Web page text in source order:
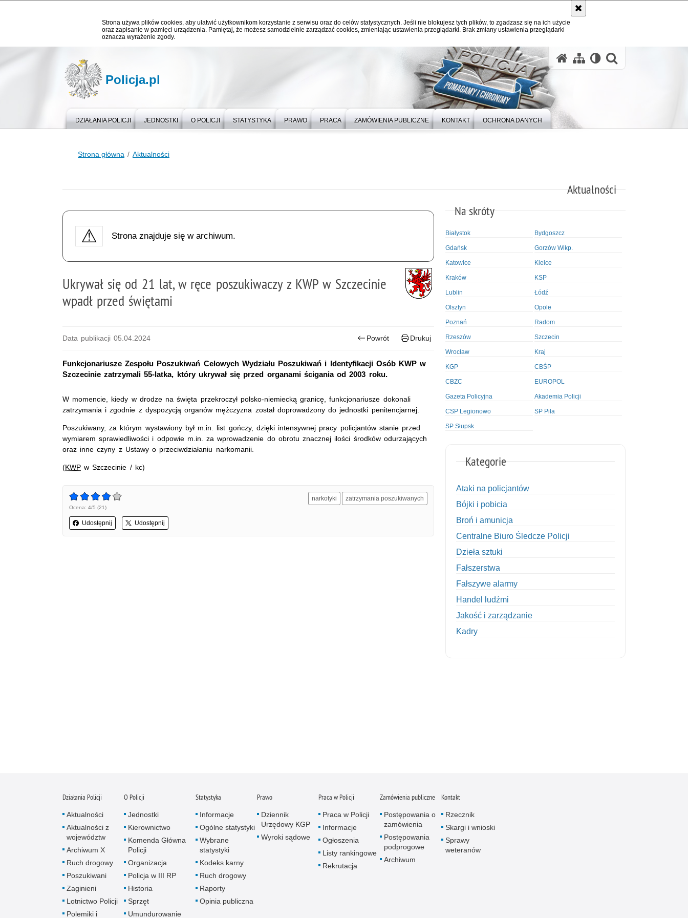
Strona używa plików cookies, aby ułatwić użytkownikom korzystanie z serwisu oraz do celów statystycznych. Jeśli nie blokujesz tych plików, to zgadzasz się na ich użycie
oraz zapisanie w pamięci urządzenia. Pamiętaj, że możesz samodzielnie zarządzać cookies, zmieniając ustawienia przeglądarki. Brak zmiany ustawienia przeglądarki
oznacza wyrażenie zgody.
Policja.pl
DZIAŁANIA POLICJI JEDNOSTKI O POLICJI STATYSTYKA PRAWO PRACA ZAMÓWIENIA PUBLICZNE KONTAKT OCHRONA DANYCH
Strona główna Aktualności
Aktualności
Strona znajduje się w archiwum.
Ukrywał się od 21 lat, w ręce poszukiwaczy z KWP w Szczecinie
wpadł przed świętami
Data publikacji 05.04.2024 Powrót Drukuj
Funkcjonariusze Zespołu Poszukiwań Celowych Wydziału Poszukiwań i Identyfikacji Osób KWP w
Szczecinie zatrzymali 55-latka, który ukrywał się przed organami ścigania od 2003 roku.
W momencie, kiedy w drodze na święta przekroczył polsko-niemiecką granicę, funkcjonariusze dokonali
zatrzymania i zgodnie z dyspozycją organów mężczyzna został doprowadzony do jednostki penitencjarnej.
Poszukiwany, za którym wystawiony był m.in. list gończy, dzięki intensywnej pracy policjantów stanie przed
wymiarem sprawiedliwości i odpowie m.in. za wprowadzenie do obrotu znacznej ilości środków odurzających
oraz inne czyny z Ustawy o przeciwdziałaniu narkomanii.
(KWP w Szczecinie / kc)
Ocena: 4/5 (21)
Udostępnij Udostępnij
narkotyki zatrzymania poszukiwanych
Na skróty
Białystok Bydgoszcz
Gdańsk Gorzów Wlkp.
Katowice Kielce
Kraków KSP
Lublin Łódź
Olsztyn Opole
Poznań Radom
Rzeszów Szczecin
Wrocław Kraj
KGP CBŚP
CBZC EUROPOL
Gazeta Policyjna Akademia Policji
CSP Legionowo SP Piła
SP Słupsk
Kategorie
Ataki na policjantów
Bójki i pobicia
Broń i amunicja
Centralne Biuro Śledcze Policji
Dzieła sztuki
Fałszerstwa
Fałszywe alarmy
Handel ludźmi
Jakość i zarządzanie
Kadry
Nietrzeźwi kierujący
Nietrzeźwi opiekunowie
Działania Policji
Aktualności
Aktualności z
województw
Archiwum X
Ruch drogowy
Poszukiwani
Zaginieni
Lotnictwo Policji
Polemiki i
O Policji
Jednostki
Kierownictwo
Komenda Główna
Policji
Organizacja
Policja w III RP
Historia
Sprzęt
Umundurowanie
Statystyka
Informacje
Ogólne statystyki
Wybrane
statystyki
Kodeks karny
Ruch drogowy
Raporty
Opinia publiczna
Prawo
Dziennik
Urzędowy KGP
Wyroki sądowe
Praca w Policji
Praca w Policji
Informacje
Ogłoszenia
Listy rankingowe
Rekrutacja
Zamówienia publiczne
Postępowania o
zamówienia
Postępowania
podprogowe
Archiwum
Kontakt
Rzecznik
Skargi i wnioski
Sprawy
weteranów